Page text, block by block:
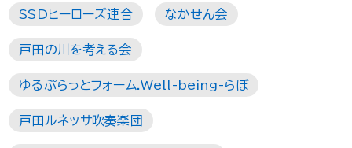
SSDヒーローズ連合 なかせん会
戸田の川を考える会
ゆるぷらっとフォーム.Well-being-らぼ
戸田ルネッサ吹奏楽団